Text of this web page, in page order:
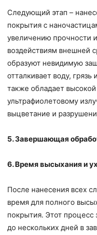
Следующий этап –
покрытия с
увеличению прочности
воздействиям внешней
образуют невидимую
отталкивает воду, грязь
также обладает
ультрафиолетовому
выцветание и
5. Завершающая
6. Время высыхания и
После нанесения всех
время для полного
покрытия. Этот процесс
до нескольких дней в